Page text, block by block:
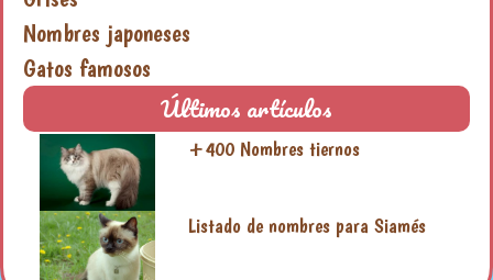
Nombres japoneses
Gatos famosos
Últimos artículos
+400 Nombres tiernos
Listado de nombres para Siamés